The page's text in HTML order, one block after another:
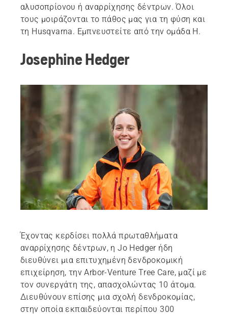
αλυσοπρίονου ή αναρρίχησης δέντρων. Όλοι
τους μοιράζονται το πάθος μας για τη φύση και
τη Husqvarna. Εμπνευστείτε από την ομάδα H.
Josephine Hedger
Έχοντας κερδίσει πολλά πρωταθλήματα
αναρρίχησης δέντρων, η Jo Hedger ήδη
διευθύνει μια επιτυχημένη δενδροκομική
επιχείρηση, την Arbor-Venture Tree Care, μαζί με
τον συνεργάτη της, απασχολώντας 10 άτομα.
Διευθύνουν επίσης μια σχολή δενδροκομίας,
στην οποία εκπαιδεύονται περίπου 300